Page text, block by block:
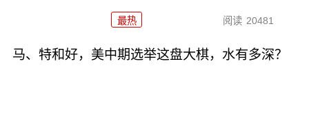
最热 阅读 20481
马、特和好，美中期选举这盘大棋，水有多深？